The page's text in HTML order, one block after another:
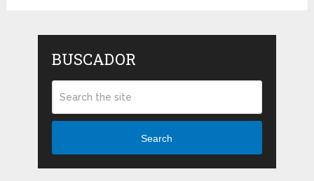
BUSCADOR
Search